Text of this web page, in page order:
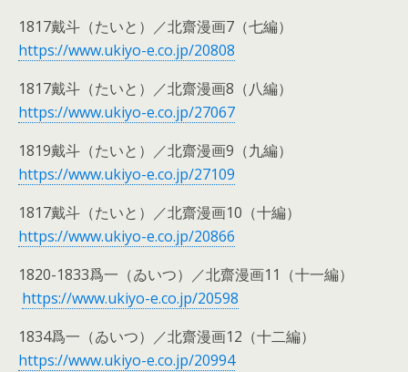
1817戴斗（たいと）／北齋漫画7（七編）
https://www.ukiyo-e.co.jp/20808
1817戴斗（たいと）／北齋漫画8（八編）
https://www.ukiyo-e.co.jp/27067
1819戴斗（たいと）／北齋漫画9（九編）
https://www.ukiyo-e.co.jp/27109
1817戴斗（たいと）／北齋漫画10（十編）
https://www.ukiyo-e.co.jp/20866
1820-1833爲一（ゐいつ）／北齋漫画11（十一編）
https://www.ukiyo-e.co.jp/20598
1834爲一（ゐいつ）／北齋漫画12（十二編）
https://www.ukiyo-e.co.jp/20994